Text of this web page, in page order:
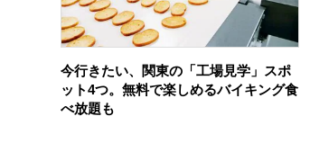
今行きたい、関東の「工場見学」スポ
ット4つ。無料で楽しめるバイキング食
べ放題も